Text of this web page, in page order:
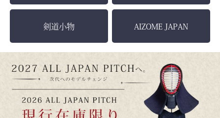
剣道小物 AIZOME JAPAN